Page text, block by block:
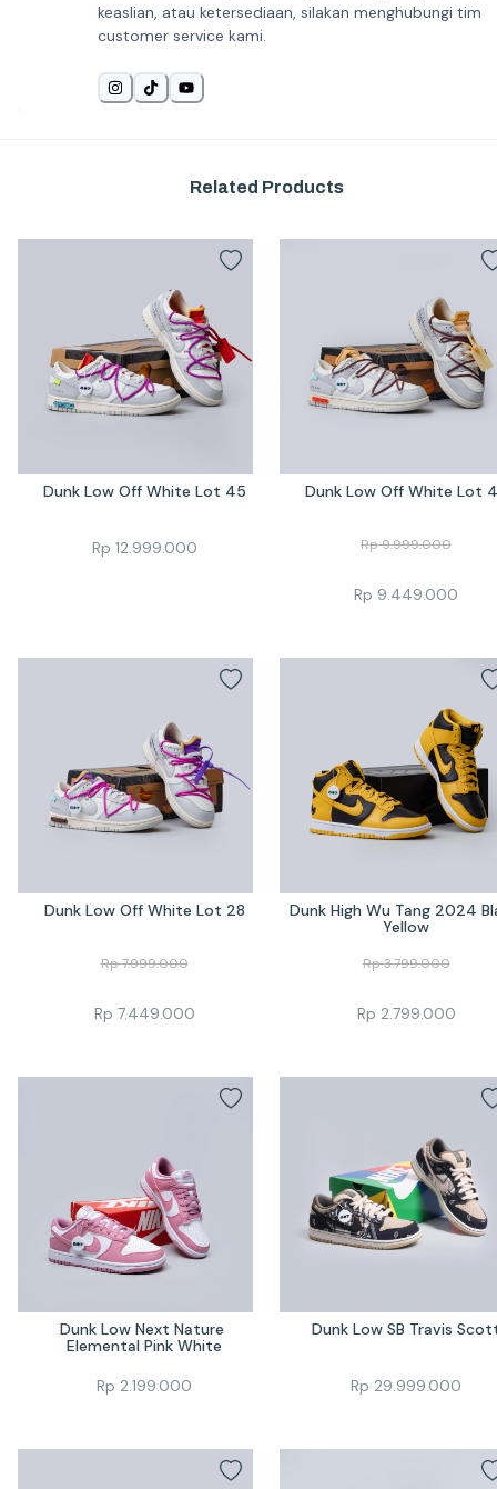
keaslian, atau ketersediaan, silakan menghubungi tim
customer service kami.
Related Products
Dunk Low Off White Lot 45
Rp 12.999.000
Dunk Low Off White Lot
Rp9.999.000
Rp 9.449.000
Dunk Low Off White Lot 28
Rp7.999.000
Rp 7.449.000
Dunk High Wu Tang 2024
Yellow
Rp3.799.000
Rp 2.799.000
Dunk Low Next Nature
Elemental Pink White
Rp 2.199.000
Dunk Low SB Travis
Rp 29.999.000